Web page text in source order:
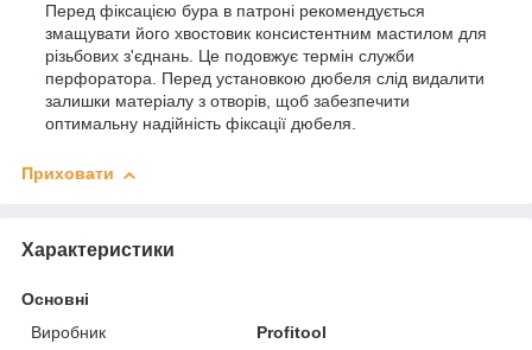
Перед фіксацією бура в патроні рекомендується
змащувати його хвостовик консистентним мастилом для
різьбових з'єднань. Це подовжує термін служби
перфоратора. Перед установкою дюбеля слід видалити
залишки матеріалу з отворів, щоб забезпечити
оптимальну надійність фіксації дюбеля.
Приховати
Характеристики
Основні
Виробник
Profitool